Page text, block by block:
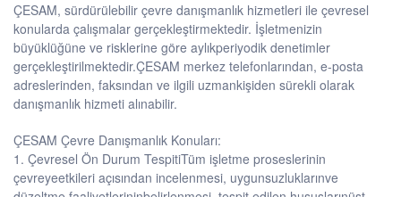
ÇESAM, sürdürülebilir çevre danışmanlık hizmetleri ile çevresel
konularda çalışmalar gerçekleştirmektedir. İşletmenizin
büyüklüğüne ve risklerine göre aylıkperiyodik denetimler
gerçekleştirilmektedir.ÇESAM merkez telefonlarından, e-posta
adreslerinden, faksından ve ilgili uzmankişiden sürekli olarak
danışmanlık hizmeti alınabilir.
ÇESAM Çevre Danışmanlık Konuları:
1. Çevresel Ön Durum TespitiTüm işletme proseslerinin
çevreyeetkileri açısından incelenmesi, uygunsuzluklarınve